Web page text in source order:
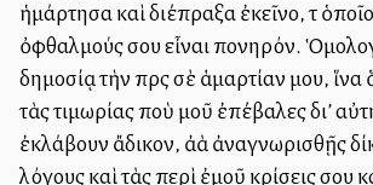
ἡμάρτησα καὶ διέπραξα ἐκεῖνο, τὸ
ὀφθαλμούς σου εἶναι πονηρόν.
δημοσίᾳ τὴν πρὸς σὲ ἁμαρτίαν μου,
τὰς τιμωρίας ποὺ μοῦ ἐπέβαλες δι’
ἐκλάβουν ἄδικον, ἀλλὰ ἀναγνωρισθῇς
λόγους καὶ τὰς περὶ ἐμοῦ κρίσεις σου